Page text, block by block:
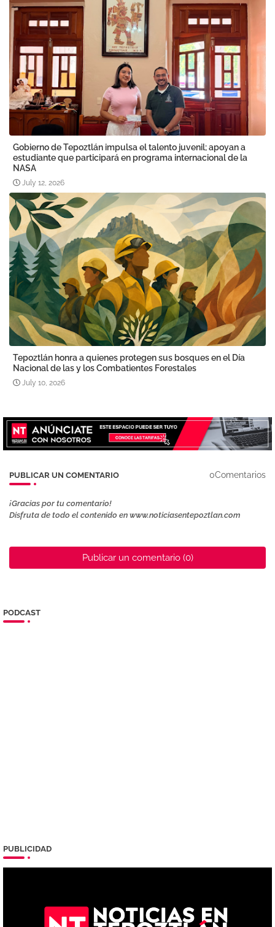
Gobierno de Tepoztlán impulsa el talento juvenil; apoyan a
estudiante que participará en programa internacional de la
NASA
July 12, 2026
Tepoztlán honra a quienes protegen sus bosques en el Día
Nacional de las y los Combatientes Forestales
July 10, 2026
PUBLICAR UN COMENTARIO 0Comentarios
¡Gracias por tu comentario!
Disfruta de todo el contenido en www.noticiasentepoztlan.com
Publicar un comentario (0)
PODCAST
PUBLICIDAD